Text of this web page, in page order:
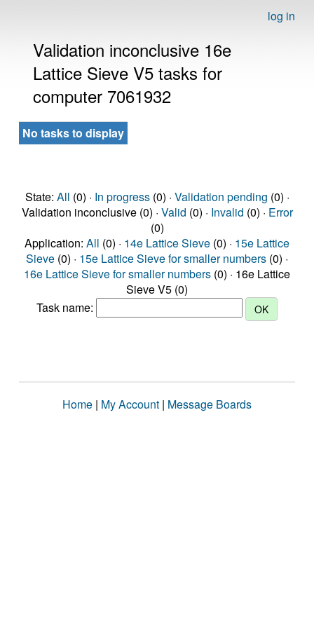
log in
Validation inconclusive 16e
Lattice Sieve V5 tasks for
computer 7061932
No tasks to display
State: All (0) · In progress(0) · Validation pending (0) ·
Validation inconclusive (0) · Valid (0) · Invalid (0) · Error
(0)
Application: All (0) · 14e Lattice Sieve (0) · 15e Lattice
Sieve (0) · 15e Lattice Sieve for smaller numbers (0) ·
16e Lattice Sieve for smaller numbers (0) · 16e Lattice
Sieve V5 (0)
Task name:
Home | My Account | Message Boards